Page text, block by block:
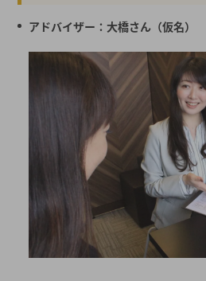
アドバイザー：大橋さん（仮名）